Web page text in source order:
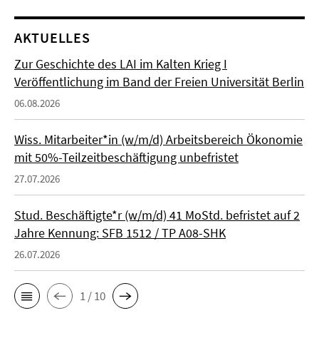
AKTUELLES
Zur Geschichte des LAI im Kalten Krieg I
Veröffentlichung im Band der Freien Universität Berlin
06.08.2026
Wiss. Mitarbeiter*in (w/m/d) Arbeitsbereich Ökonomie
mit 50%-Teilzeitbeschäftigung unbefristet
27.07.2026
Stud. Beschäftigte*r (w/m/d) 41 MoStd. befristet auf 2
Jahre Kennung: SFB 1512 / TP A08-SHK
26.07.2026
1 / 10